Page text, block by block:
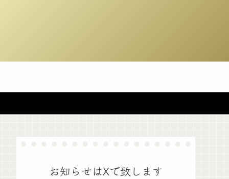
お知らせはXで致します